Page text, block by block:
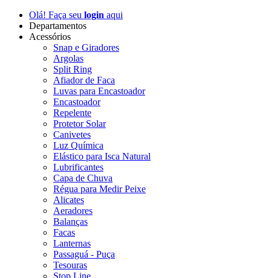
Olá! Faça seu login aqui
Departamentos
Acessórios
Snap e Giradores
Argolas
Split Ring
Afiador de Faca
Luvas para Encastoador
Encastoador
Repelente
Protetor Solar
Canivetes
Luz Química
Elástico para Isca Natural
Lubrificantes
Capa de Chuva
Régua para Medir Peixe
Alicates
Aeradores
Balanças
Facas
Lanternas
Passaguá - Puça
Tesouras
Stop Line